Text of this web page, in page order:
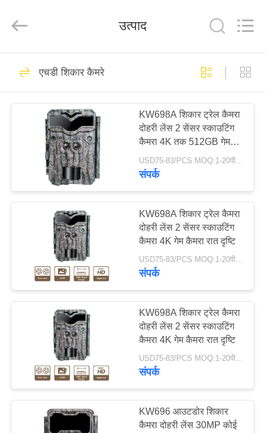
उत्पाद
बारे
दौरा
हमसे
Reserved.
एचडी शिकार कैमरे
196
इन्फ्रारेड शिकार कैमरा
76
डिजिटल वन्यजीव कैमरा
36
उत्पाद
एचडी शिकार कैमरे
KW698A शिकार ट्रेल कैमरा
दोहरी लेंस 2 सेंसर स्काउटिंग
कैमरा 4K तक 512GB गेम
कैमरा रात दृष्टि
USD75-83/PCS MOQ:1-20पीसीएस
संपर्क
KW698A शिकार ट्रेल कैमरा
दोहरी लेंस 2 सेंसर स्काउटिंग
कैमरा 4K गेम कैमरा रात दृष्टि
USD75-83/PCS MOQ:1-20पीसीएस
संपर्क
KW698A शिकार ट्रेल कैमरा
दोहरी लेंस 2 सेंसर स्काउटिंग
कैमरा 4K गेम कैमरा रात दृष्टि
USD75-83/PCS MOQ:1-20पीसीएस
संपर्क
KW696 आउटडोर शिकार
कैमरा दोहरी लेंस 30MP कोई